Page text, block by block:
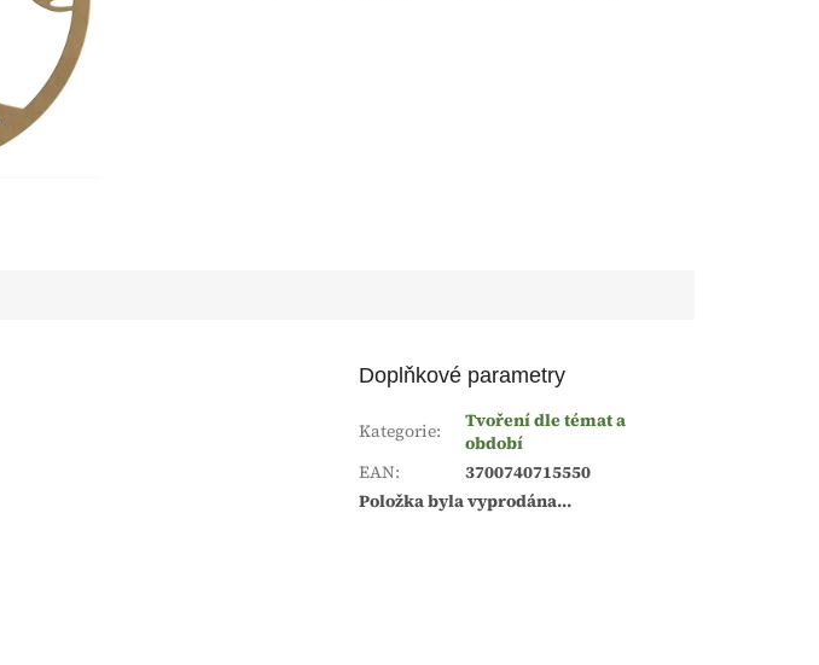
Doplňkové parametry
Kategorie:
Tvoření dle témat a
období
EAN:
3700740715550
Položka byla vyprodána…